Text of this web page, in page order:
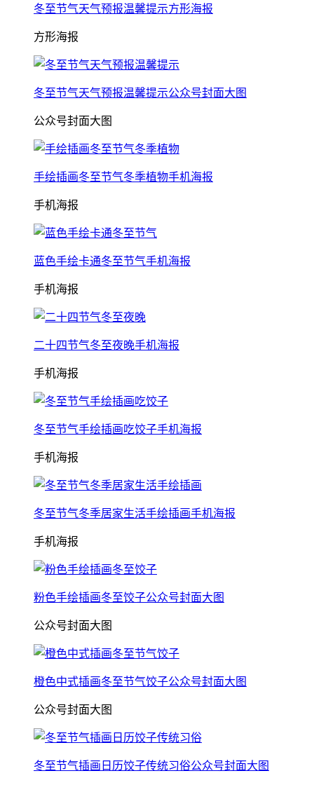
冬至节气天气预报温馨提示方形海报
方形海报
冬至节气天气预报温馨提示公众号封面大图
公众号封面大图
手绘插画冬至节气冬季植物手机海报
手机海报
蓝色手绘卡通冬至节气手机海报
手机海报
二十四节气冬至夜晚手机海报
手机海报
冬至节气手绘插画吃饺子手机海报
手机海报
冬至节气冬季居家生活手绘插画手机海报
手机海报
粉色手绘插画冬至饺子公众号封面大图
公众号封面大图
橙色中式插画冬至节气饺子公众号封面大图
公众号封面大图
冬至节气插画日历饺子传统习俗公众号封面大图